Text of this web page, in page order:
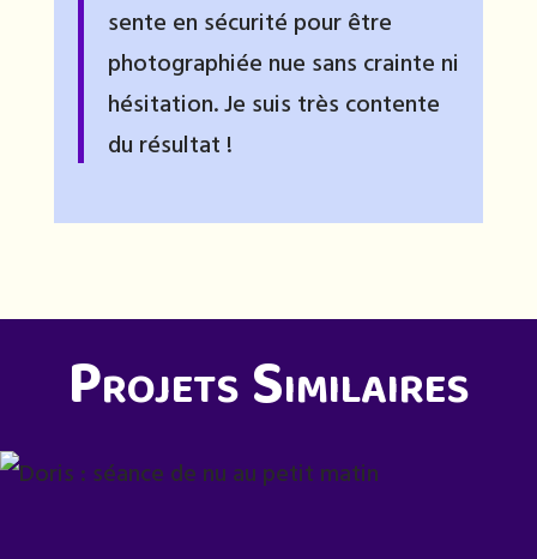
sente en sécurité pour être
photographiée nue sans crainte ni
hésitation. Je suis très contente
du résultat !
Projets Similaires